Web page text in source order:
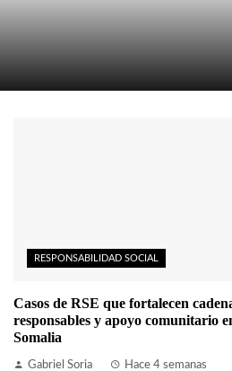
RESPONSABILIDAD SOCIAL
Casos de RSE que fortalecen
responsables y apoyo comunitario
Somalia
Gabriel Soria Hace 4 semanas